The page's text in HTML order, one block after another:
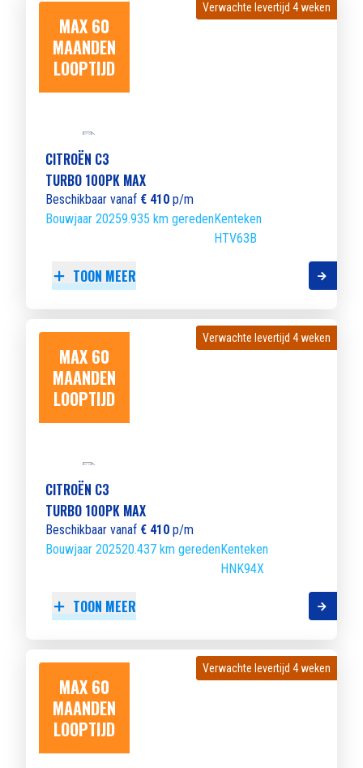
MAX 60
MAANDEN
LOOPTIJD
Verwachte levertijd 4 weken
Verwachte levertijd 4 weken
CITROËN C3
TURBO 100PK MAX
Beschikbaar vanaf € 410 p/m
Bouwjaar 20259.935 km geredenKenteken
HTV63B
TOON MEER
MAX 60
MAANDEN
LOOPTIJD
Verwachte levertijd 4 weken
Verwachte levertijd 4 weken
CITROËN C3
TURBO 100PK MAX
Beschikbaar vanaf € 410 p/m
Bouwjaar 202520.437 km geredenKenteken
HNK94X
TOON MEER
MAX 60
MAANDEN
LOOPTIJD
Verwachte levertijd 4 weken
Verwachte levertijd 4 weken